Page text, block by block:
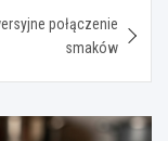
połączenie
smaków